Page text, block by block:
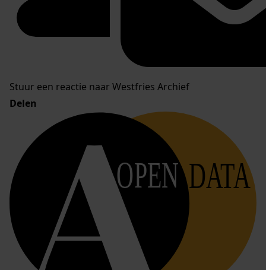
Stuur een reactie naar Westfries Archief
Delen
OPEN DATA